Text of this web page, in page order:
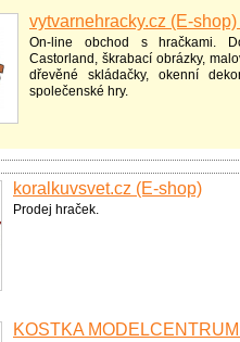
vytvarnehracky.cz (E-
On-line obchod s hračkami.
Castorland, škrabací obrázky,
dřevěné skládačky, okenní
společenské hry.
koralkuvsvet.cz (E-shop)
Prodej hraček.
KOSTKA